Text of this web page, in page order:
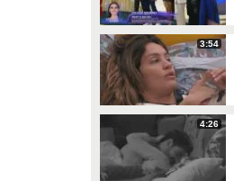
3:54
4:26